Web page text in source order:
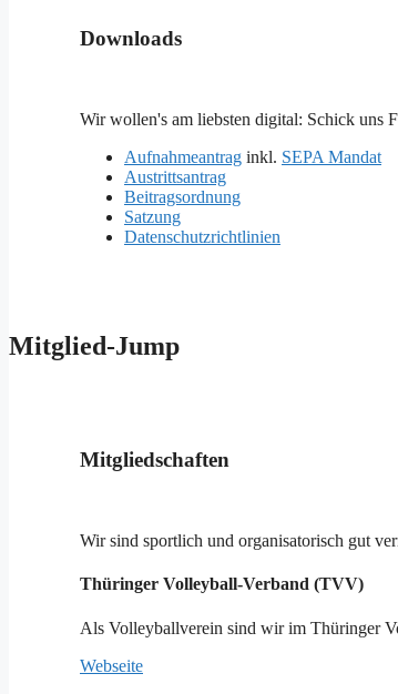
Downloads
Wir wollen's am liebsten digital: Schick uns
Aufnahmeantrag inkl. SEPA Mandat
Austrittsantrag
Beitragsordnung
Satzung
Datenschutzrichtlinien
Mitglied-Jump
Mitgliedschaften
Wir sind sportlich und organisatorisch gut
Thüringer Volleyball-Verband (TVV)
Als Volleyballverein sind wir im Thüringer
Webseite